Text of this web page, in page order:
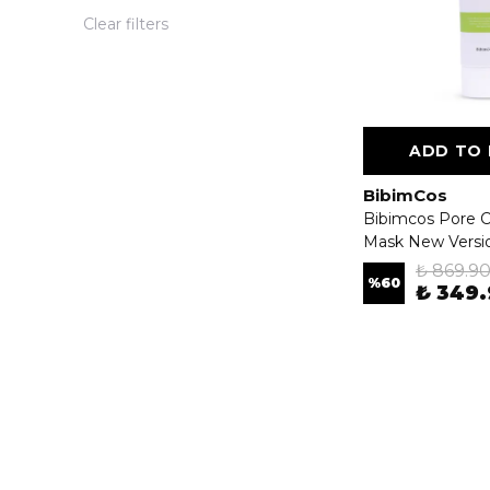
Clear filters
ADD TO
BibimCos
Bibimcos Pore
Mask New
%60
₺ 869.90
₺